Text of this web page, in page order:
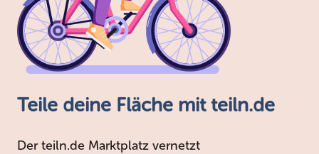
Teile deine Fläche mit teiln.de
Der teiln.de Marktplatz vernetzt